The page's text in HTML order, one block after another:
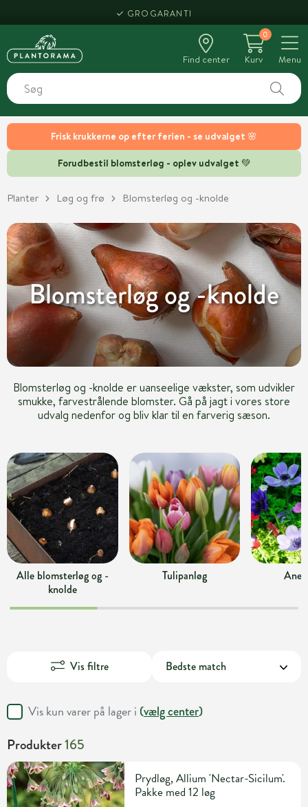
Frisk krukkerne op efter ferien - se udvalget 🌸
Forudbestil blomsterløg - oplev udvalget 💚
HENT SAMME DAG
Find center
0
Kurv
Menu
Planter Løg og frø Blomsterløg og -knolde
Blomsterløg og -knolde
Blomsterløg og -knolde er uanseelige vækster, som udvikler
smukke, farvestrålende blomster. Gå på jagt i vores store
udvalg nedenfor og bliv klar til en farverig sæson.
Alle blomsterløg og -
knolde
Tulipanløg
Vis filtre
Vis kun varer på lager i (vælg center)
Produkter165
Prydløg, Allium 'Nectar-Sicilum'.
Pakke med 12 løg